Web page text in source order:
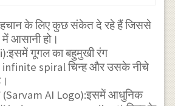
के लिए कुछ संकेत दे रहे हैं जिससे
आसानी हो।
गूगल का बहुमुखी रंग
spiral चिन्ह और उसके नीचे
(Sarvam AI Logo):इसमें आधुनिक